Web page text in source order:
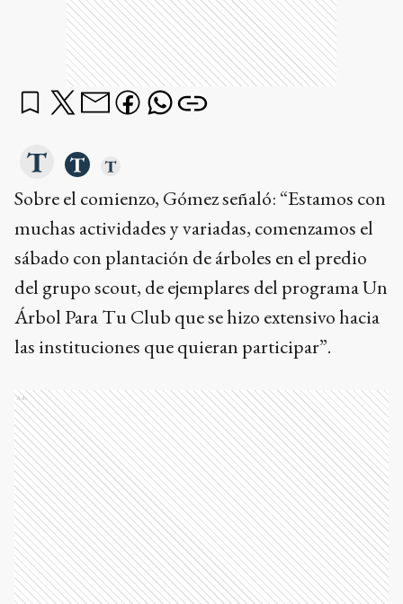
Sobre el comienzo, Gómez señaló: “Estamos con
muchas actividades y variadas, comenzamos el
sábado con plantación de árboles en el predio
del grupo scout, de ejemplares del programa Un
Árbol Para Tu Club que se hizo extensivo hacia
las instituciones que quieran participar”.
Ads